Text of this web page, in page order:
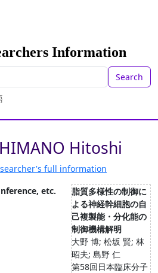
Information
Search
Hitoshi
full information
etc.
脂質多様性の制御に
よる神経幹細胞の自
己複製能・分化能の
制御機構解明
大野 博; 松坂 賢; 林
昭夫; 島野 仁
第58回日本臨床分子